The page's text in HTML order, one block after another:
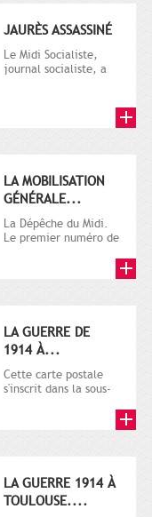
JAURÈS ASSASSINÉ
Le Midi Socialiste,
journal socialiste, a
LA MOBILISATION
GÉNÉRALE...
La Dépêche du Midi.
Le premier numéro de
octobre...
LA GUERRE DE
1914 À...
Cette carte postale
s'inscrit dans la sous-
plusieurs milliers de...
LA GUERRE 1914 À
TOULOUSE....